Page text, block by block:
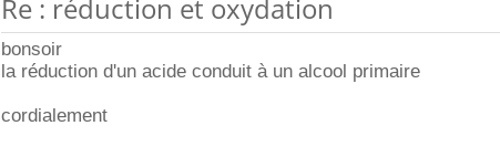
Re : réduction et oxydation
bonsoir
la réduction d'un acide conduit à un alcool primaire
cordialement